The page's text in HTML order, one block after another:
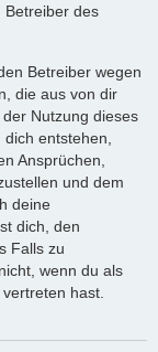
Betreiber des
Betreiber wegen
die aus von dir
Nutzung dieses
entstehen,
Ansprüchen,
und dem
deine
dich, den
Falls zu
wenn du als
hast.